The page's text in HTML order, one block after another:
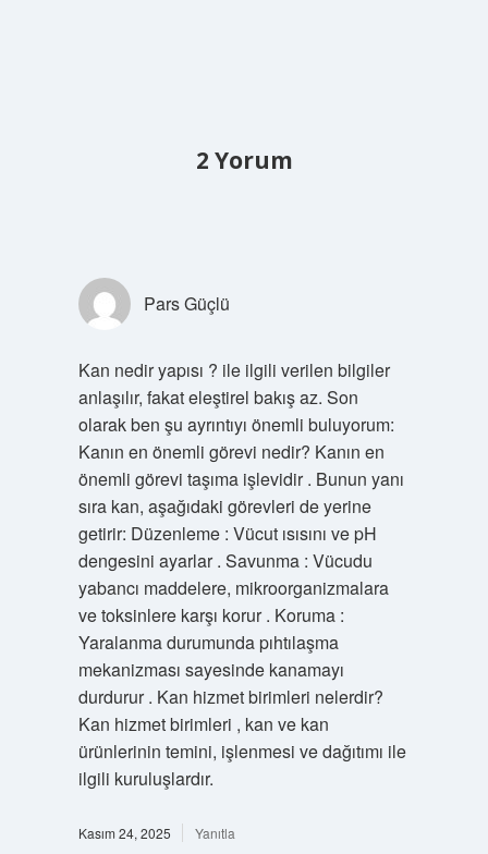
2 Yorum
Pars Güçlü
Kan nedir yapısı ? ile ilgili verilen bilgiler
anlaşılır, fakat eleştirel bakış az. Son
olarak ben şu ayrıntıyı önemli buluyorum:
Kanın en önemli görevi nedir? Kanın en
önemli görevi taşıma işlevidir . Bunun yanı
sıra kan, aşağıdaki görevleri de yerine
getirir: Düzenleme : Vücut ısısını ve pH
dengesini ayarlar . Savunma : Vücudu
yabancı maddelere, mikroorganizmalara
ve toksinlere karşı korur . Koruma :
Yaralanma durumunda pıhtılaşma
mekanizması sayesinde kanamayı
durdurur . Kan hizmet birimleri nelerdir?
Kan hizmet birimleri , kan ve kan
ürünlerinin temini, işlenmesi ve dağıtımı ile
ilgili kuruluşlardır.
Kasım 24, 2025 Yanıtla